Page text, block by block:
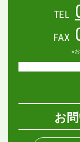
TEL
FAX
※
お